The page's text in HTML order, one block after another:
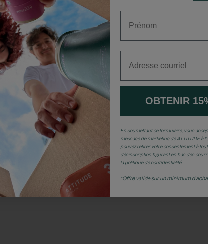
OBTENIR
En soumettant ce formulaire, vous
message de marketing de ATTITUDE à
pouvez retirer votre consentement à
désinscription figurant en bas des
la politique de confidentialité.
*Offre valide sur un minimum